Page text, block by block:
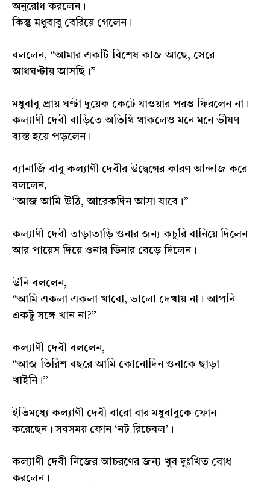
অনুরোধ করলেন।
কিন্তু মধুবাবু বেরিয়ে গেলেন।
বললেন, “আমার একটি বিশেষ কাজ আছে, সেরে
আধঘণ্টায় আসছি।”
মধুবাবু প্রায় ঘণ্টা দুয়েক কেটে যাওয়ার পরও ফিরলেন না।
কল্যাণী দেবী বাড়িতে অতিথি থাকলেও মনে মনে ভীষণ
ব্যস্ত হয়ে পড়লেন।
ব্যানার্জি বাবু কল্যাণী দেবীর উদ্বেগের কারণ আন্দাজ করে
বললেন,
“আজ আমি উঠি, আরেকদিন আসা যাবে।”
কল্যাণী দেবী তাড়াতাড়ি ওনার জন্য কচুরি বানিয়ে দিলেন
আর পায়েস দিয়ে ওনার ডিনার বেড়ে দিলেন।
উনি বললেন,
“আমি একলা একলা খাবো, ভালো দেখায় না। আপনি
একটু সঙ্গে খান না?”
কল্যাণী দেবী বললেন,
“আজ তিরিশ বছরে আমি কোনোদিন ওনাকে ছাড়া
খাইনি।”
ইতিমধ্যে কল্যাণী দেবী বারো বার মধুবাবুকে ফোন
করেছেন। সবসময় ফোন ‘নট রিচেবল’।
কল্যাণী দেবী নিজের আচরণের জন্য খুব দুঃখিত বোধ
করলেন।